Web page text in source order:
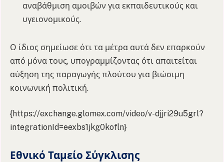
αναβάθμιση αμοιβών για εκπαιδευτικούς και
υγειονομικούς.
Ο ίδιος σημείωσε ότι τα μέτρα αυτά δεν επαρκούν
από μόνα τους, υπογραμμίζοντας ότι απαιτείται
αύξηση της παραγωγής πλούτου για βιώσιμη
κοινωνική πολιτική.
{https://exchange.glomex.com/video/v-djjri29u5grl?
integrationId=eexbs1jkg0kofln}
Εθνικό Ταμείο Σύγκλισης